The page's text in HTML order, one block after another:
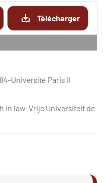
Télécharger
Université Paris II
in law-Vrije Universiteit de